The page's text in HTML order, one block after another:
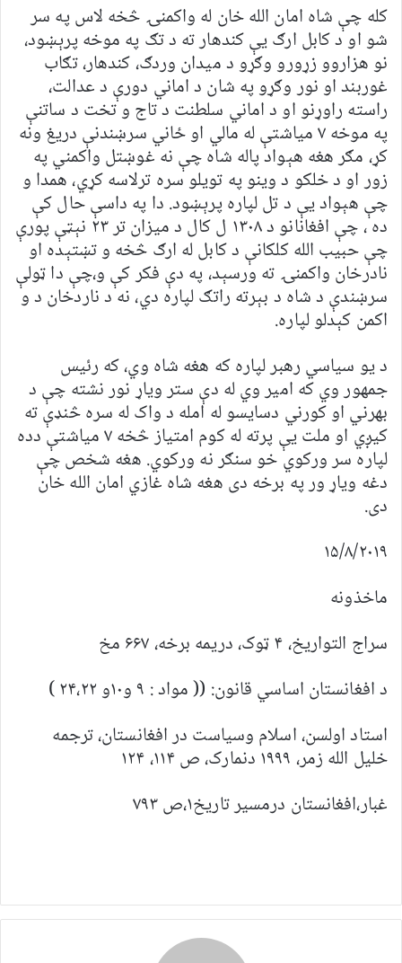
کله چې شاه امان الله خان له واکمنۍ څخه لاس په سر
شو او د کابل ارګ يې کندهار ته د تګ په موخه پرېښود،
نو هزاروو زړورو وګړو د ميدان وردګ، کندهار، تګاب
غوربند او نور وګړو په شان د اماني دورې د عدالت،
راسته راوړنو او د اماني سلطنت د تاج و تخت د ساتنې
په موخه ۷ مياشتې له مالي او ځاني سرښندنې دريغ ونه
کړ، مګر هغه هېواد پاله شاه چې نه غوښتل واکمني په
زور او د خلکو د وينو په تويلو سره ترلاسه کړي، همدا و
چې هېواد يې د تل لپاره پرېښود. دا په داسې حال کې
ده ، چې افغانانو د ۱۳۰۸ ل کال د ميزان تر ۲۳ نېټې پورې
چې حبيب الله کلکانې د کابل له ارګ څخه و تښتېده او
نادرخان واکمنۍ ته ورسېد، په دې فکر کې و،چې دا ټولې
سرښندې د شاه د بېرته راتګ لپاره دي، نه د ناردخان د و
اکمن کېدلو لپاره.
د يو سياسي رهبر لپاره که هغه شاه وي، که رئيس
جمهور وي که امير وي له دې ستر وياړ نور نشته چې د
بهرني او کورني دسایسو له امله د واک له سره څنډې ته
کيږي او ملت يې پرته له کوم امتياز څخه ۷ مياشتې دده
لپاره سر ورکوي خو سنګر نه ورکوي. هغه شخص چې
دغه وياړ ور په برخه دی هغه شاه غازي امان الله خان
دی.
۱۵/۸/۲۰۱۹
ماخذونه
سراج التواريخ، ۴ ټوک، دريمه برخه، ۶۶۷ مخ
د افغانستان اساسي قانون: (( مواد : ۹ و۱۰و ۲۴،۲۲ )
استاد اولسن، اسلام وسياست در افغانستان، ترجمه
خليل الله زمر، ۱۹۹۹ دنمارک، ص ۱۱۴، ۱۲۴
غبار،افغانستان درمسير تاريخ۱،ص ۷۹۳